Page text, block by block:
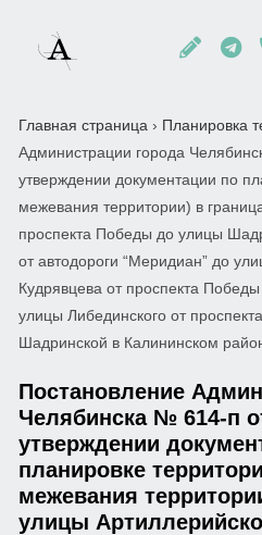
Главная страница › Планировка
Администрации города
утверждении документации по
межевания территории) в
проспекта Победы до улицы
от автодороги “Меридиан” до
Кудрявцева от проспекта
улицы Либединского от
Шадринской в Калининском
Постановление
Челябинска № 614-п
утверждении
планировке
межевания
улицы